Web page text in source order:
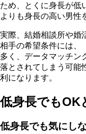
ため、とくに身長が低
よりも身長の高い男性
実際、結婚相談所や婚
相手の希望条件には、
多く、データマッチン
落とされてしまう 可能
利になります。
低身長でもOK
低身長でも気にし